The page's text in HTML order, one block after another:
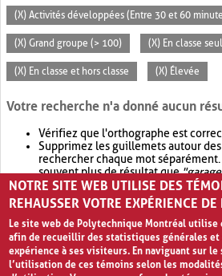
(X) Activités développées (Entre 30 et 60
(X) Grand groupe (> 100) (X) En classe
(X) En classe et hors classe (X) Élevée
Votre recherche n'a donné aucun
Vérifiez que l'orthographe est
Supprimez les guillemets autour
rechercher chaque mot séparément.
souvent plus de résultat que
Envisagez d'élargir votre recherche
retournera souvent plus de résultat
NOTRE SITE WEB UTILISE DES
REHAUSSER VOTRE EXPÉRIENCE
Le site web de Polytechnique Montréal utilise
afin de recueillir des statistiques générales
expérience à ses visiteurs. En naviguant sur le
l’utilisation de ces témoins selon les